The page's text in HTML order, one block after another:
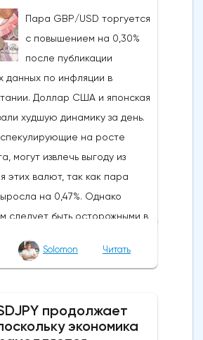
не утвердили спотовые ETF
К счастью для Ethereum, в
20 мая, ожидания стали
что помогло
вырасти более чем на 20%.
Ethereum преодолел
в 3800
и цена самого
что произошло
восстановление
стороны монеты. Таким
эти факторы будут
дальнейший рост
дни останется выше 3500
Пара GBP/USD торгуется
с повышением на 0,30%
после публикации
данных по инфляции в
Доллар США и японская
худшую динамику за день.
на росте
могут извлечь выгоду из
этих валют, так как пара
на 0,47%. Однако
следует быть осторожными в
европейского
снижением в 2024 году,
Англии к своей цели. Как
Solomon Читать
продолжает
экономика